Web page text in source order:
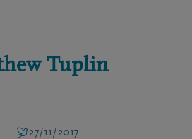
Tuplin
27/11/2017